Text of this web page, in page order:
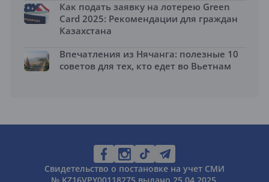
Как подать заявку на лотерею Green
Card 2025: Рекомендации для граждан
Казахстана
Впечатления из Нячанга: полезные 10
советов для тех, кто едет во Вьетнам
Свидетельство о постановке на учет СМИ